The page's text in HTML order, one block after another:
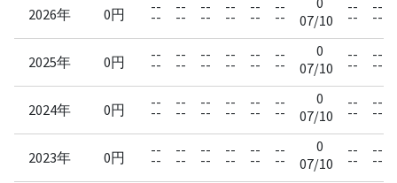
2026年 0円 --
--
--
--
--
--
--
--
--
--
--
--
07/10
--
--
--
--
2025年 0円 --
--
--
--
--
--
--
--
--
--
--
--
0
07/10
--
--
--
--
2024年 0円 --
--
--
--
--
--
--
--
--
--
--
--
0
07/10
--
--
--
--
2023年 0円 --
--
--
--
--
--
--
--
--
--
--
--
0
07/10
--
--
--
--